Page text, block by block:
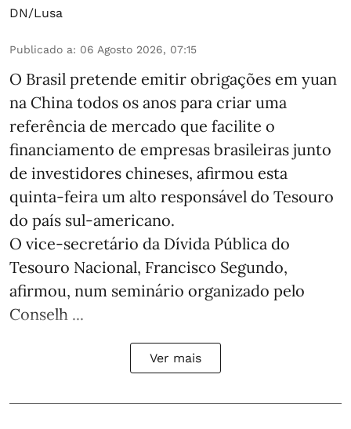
DN/Lusa
Publicado a: 06 Agosto 2026, 07:15
O Brasil pretende emitir obrigações em yuan
na China todos os anos para criar uma
referência de mercado que facilite o
financiamento de empresas brasileiras junto
de investidores chineses, afirmou esta
quinta-feira um alto responsável do Tesouro
do país sul-americano.
O vice-secretário da Dívida Pública do
Tesouro Nacional, Francisco Segundo,
afirmou, num seminário organizado pelo
Conselh ...
Ver mais